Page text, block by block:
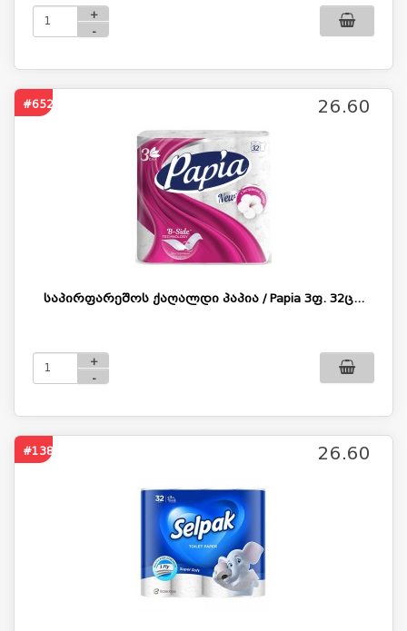
+
-
#652 26.60
საპირფარეშოს ქაღალდი პაპია / Papia 3ფ. 32ც...
+
-
#1382 26.60